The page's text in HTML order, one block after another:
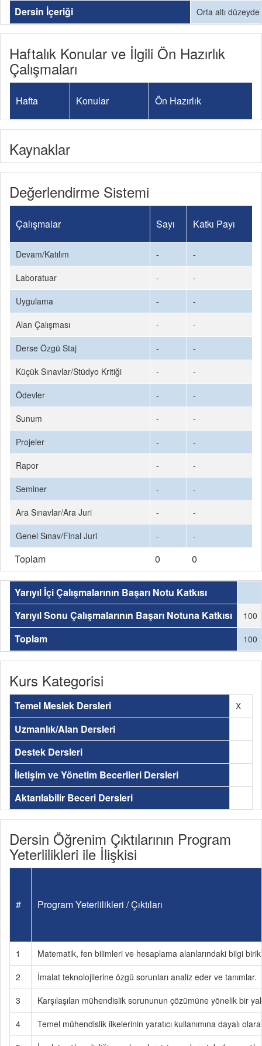
Dersin İçeriği Orta altı
Haftalık Konular ve İlgili Ön Hazırlık
Çalışmaları
Hafta Konular Ön Hazırlık
Kaynaklar
Değerlendirme Sistemi
Çalışmalar Sayı Katkı Payı
Devam/Katılım -
-
Laboratuar
-
-
Uygulama
-
-
Alan Çalışması
-
-
Derse Özgü Staj
-
-
Küçük Sınavlar/Stüdyo Kritiği
-
-
Ödevler
-
-
Sunum
-
-
Projeler
-
-
Rapor
-
-
Seminer
-
-
Ara Sınavlar/Ara Juri
-
-
Genel Sınav/Final Juri
- -
Toplam 0 0
Yarıyıl İçi Çalışmalarının Başarı Notu Katkısı
Yarıyıl Sonu Çalışmalarının Başarı Notuna Katkısı
100
Toplam 100
Kurs Kategorisi
Temel Meslek Dersleri X
Uzmanlık/Alan Dersleri
Destek Dersleri
İletişim ve Yönetim Becerileri Dersleri
Aktarılabilir Beceri Dersleri
Dersin Öğrenim Çıktılarının Program
Yeterlilikleri ile İlişkisi
# Program Yeterlilikleri / Çıktıları
1
Matematik, fen bilimleri ve hesaplama alanlarındaki bilgi
2
İmalat teknolojilerine özgü sorunları analiz eder ve tanımlar.
3
Karşılaşılan mühendislik sorununun çözümüne yönelik bir
4
Temel mühendislik ilkelerinin yaratıcı kullanımına dayalı